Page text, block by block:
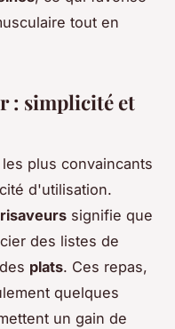
tout en
: simplicité et
plus convaincants
d'utilisation.
signifie que
des listes de
plats. Ces repas,
quelques
un gain de